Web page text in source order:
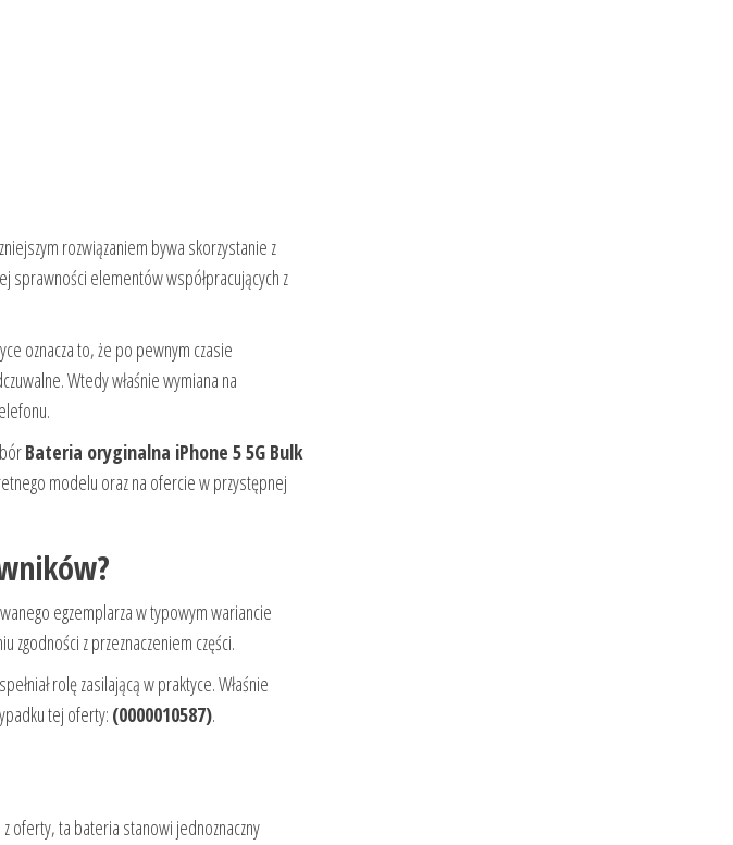
rozwiązaniem bywa skorzystanie z
sprawności elementów współpracujących z
oznacza to, że po pewnym czasie
Wtedy właśnie wymiana na
Bateria oryginalna iPhone 5 5G Bulk
modelu oraz na ofercie w przystępnej
egzemplarza w typowym wariancie
zgodności z przeznaczeniem części.
rolę zasilającą w praktyce. Właśnie
tej oferty: (0000010587).
z oferty, ta bateria stanowi jednoznaczny